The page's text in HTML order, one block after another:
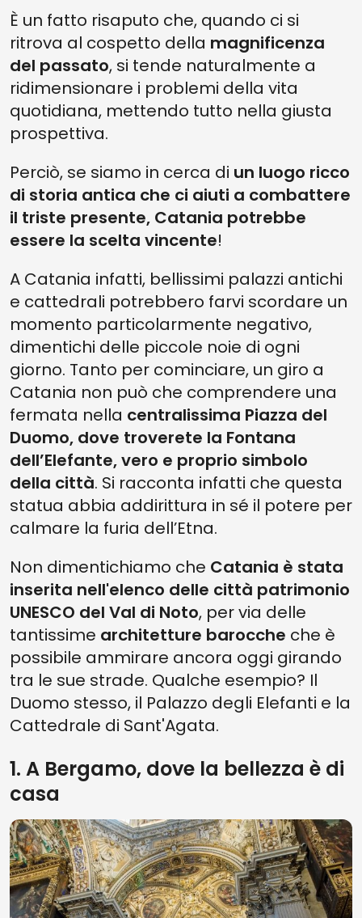
È un fatto risaputo che, quando ci si
ritrova al cospetto della magnificenza
del passato, si tende naturalmente a
ridimensionare i problemi della vita
quotidiana, mettendo tutto nella giusta
prospettiva.
Perciò, se siamo in cerca di un luogo ricco
di storia antica che ci aiuti a combattere
il triste presente, Catania potrebbe
essere la scelta vincente!
A Catania infatti, bellissimi palazzi antichi
e cattedrali potrebbero farvi scordare un
momento particolarmente negativo,
dimentichi delle piccole noie di ogni
giorno. Tanto per cominciare, un giro a
Catania non può che comprendere una
fermata nella centralissima Piazza del
Duomo, dove troverete la Fontana
dell’Elefante, vero e proprio simbolo
della città. Si racconta infatti che questa
statua abbia addirittura in sé il potere per
calmare la furia dell’Etna.
Non dimentichiamo che Catania è stata
inserita nell'elenco delle città patrimonio
UNESCO del Val di Noto, per via delle
tantissime architetture barocche che è
possibile ammirare ancora oggi girando
tra le sue strade. Qualche esempio? Il
Duomo stesso, il Palazzo degli Elefanti e la
Cattedrale di Sant'Agata.
1. A Bergamo, dove la bellezza è di
casa